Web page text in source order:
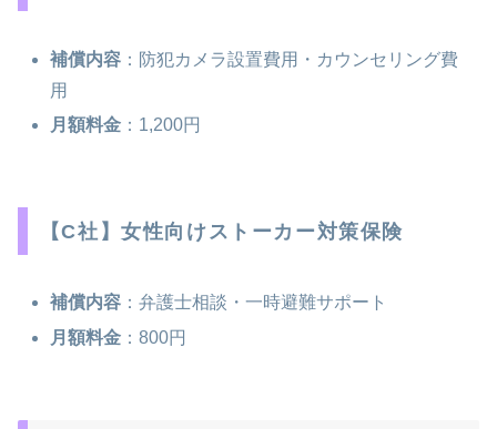
補償内容 ：防犯カメラ設置費用・カウンセリング費
用
月額料金 ：1,200円
【C社】女性向けストーカー対策保険
補償内容 ：弁護士相談・一時避難サポート
月額料金 ：800円